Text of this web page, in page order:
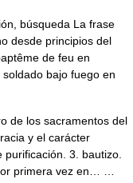
búsqueda La frase
desde principios del
de feu en
bajo fuego en
de los sacramentos del
y el carácter
3. bautizo.
primera vez en… …